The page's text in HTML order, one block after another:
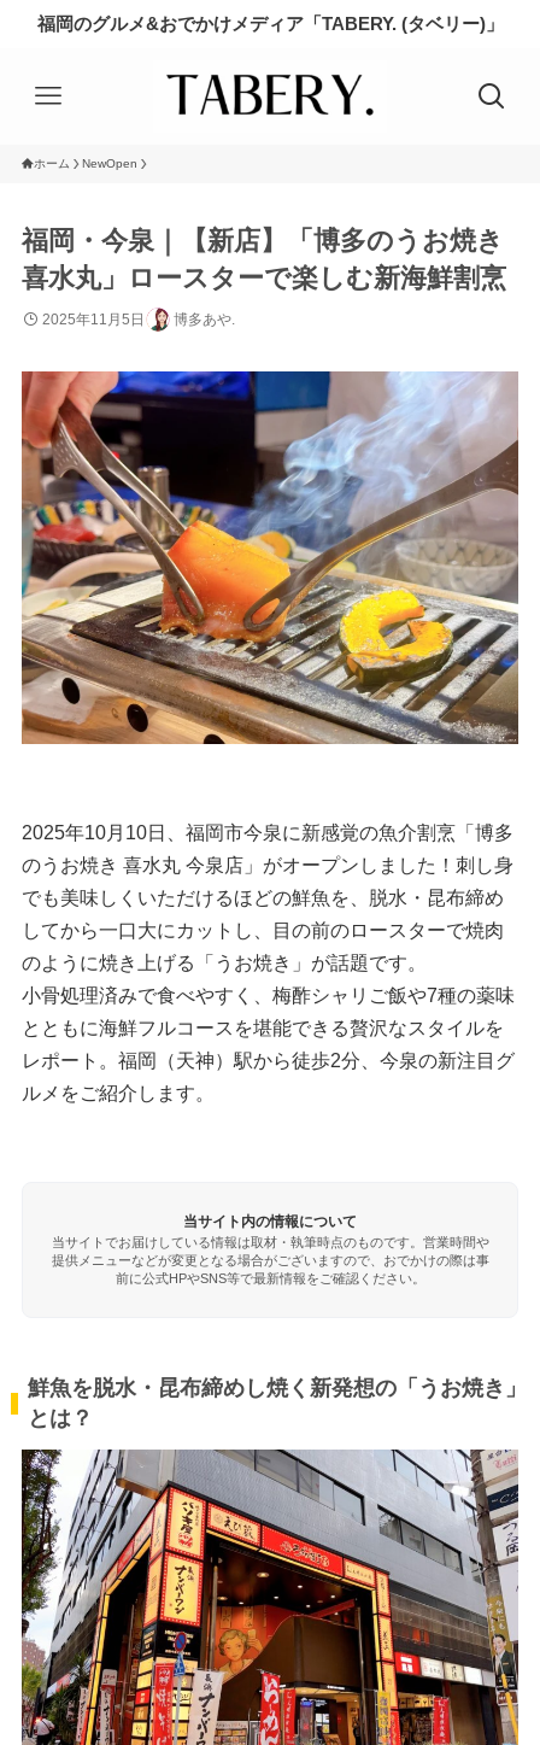
福岡のグルメ&おでかけメディア「TABERY. (タベリー)」
ホーム NewOpen
福岡・今泉｜【新店】「博多のうお焼き
喜水丸」ロースターで楽しむ新海鮮割烹
2025年11月5日 博多あや.
2025年10月10日、福岡市今泉に新感覚の魚介割烹「博多
のうお焼き 喜水丸 今泉店」がオープンしました！刺し身
でも美味しくいただけるほどの鮮魚を、脱水・昆布締め
してから一口大にカットし、目の前のロースターで焼肉
のように焼き上げる「うお焼き」が話題です。
小骨処理済みで食べやすく、梅酢シャリご飯や7種の薬味
とともに海鮮フルコースを堪能できる贅沢なスタイルを
レポート。福岡（天神）駅から徒歩2分、今泉の新注目グ
ルメをご紹介します。
当サイト内の情報について
当サイトでお届けしている情報は取材・執筆時点のものです。営業時間や
提供メニューなどが変更となる場合がございますので、おでかけの際は事
前に公式HPやSNS等で最新情報をご確認ください。
鮮魚を脱水・昆布締めし焼く新発想の「うお焼き」
とは？